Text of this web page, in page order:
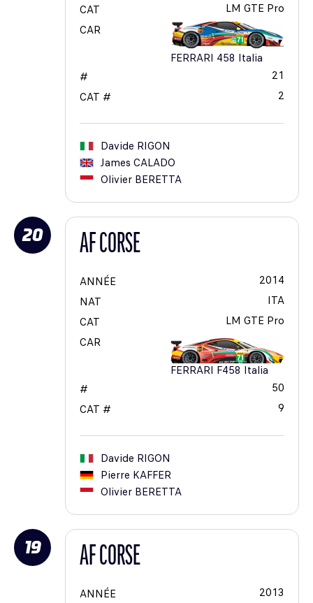
CAT
LM GTE Pro
CAR
FERRARI 458 Italia
#
21
CAT #
2
Davide RIGON
James CALADO
Olivier BERETTA
20 AF CORSE
ANNÉE
2014
NAT
ITA
CAT
LM GTE Pro
CAR
FERRARI F458 Italia
#
50
CAT #
9
Davide RIGON
Pierre KAFFER
Olivier BERETTA
19 AF CORSE
ANNÉE
2013